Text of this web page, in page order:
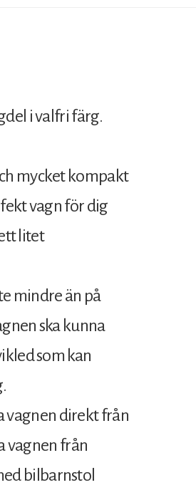
i valfri färg.
mycket kompakt
vagn för dig
litet
mindre än på
ska kunna
som kan
vagnen direkt från
vagnen från
bilbarnstol